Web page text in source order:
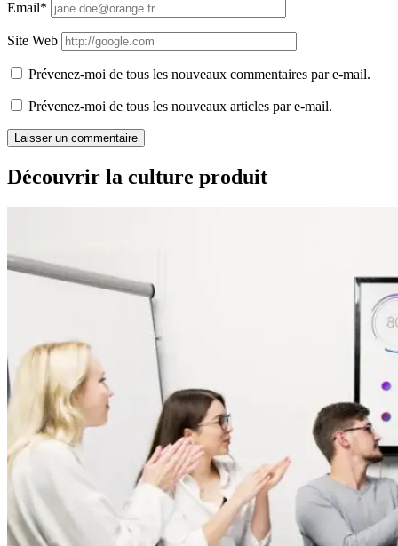
Email*
Site Web
Prévenez-moi de tous les nouveaux commentaires par e-mail.
Prévenez-moi de tous les nouveaux articles par e-mail.
Découvrir la culture produit